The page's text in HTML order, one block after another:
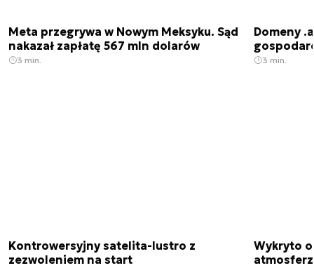
Meta przegrywa w Nowym Meksyku. Sąd
nakazał zapłatę 567 mln dolarów
3 min.
Domeny
3 min.
Kontrowersyjny satelita-lustro z
zezwoleniem na start
Wykryto